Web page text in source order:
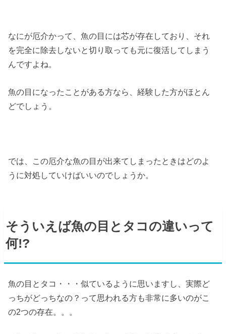
なにが厄介かって、魚の目には芯が存在しており、それ
を完全に除去しないと切り取っても元に復活してしまう
んですよね。
魚の目になったことがある方なら、経験した方がほとん
どでしょう。
では、この厄介な魚の目が出来てしまったときはどのよ
うに対処していけばいいのでしょうか。
そういえば魚の目とタコの違いって
何!?
魚の目とタコ・・・似ているように思いますし、実際ど
っちがどっちなの？って思われる方も非常に多いのがこ
の2つの存在。。。